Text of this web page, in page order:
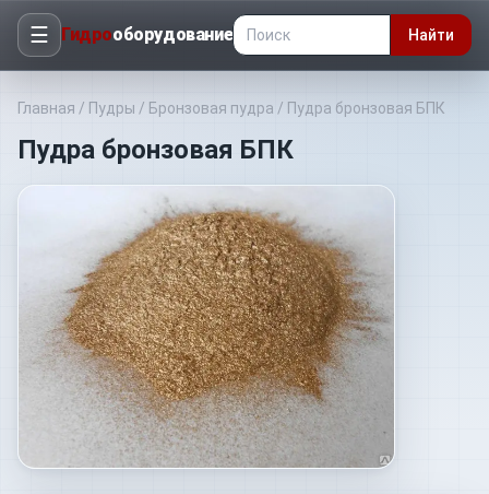
☰ Гидрооборудование Найти
Главная / Пудры / Бронзовая пудра / Пудра бронзовая БПК
Пудра бронзовая БПК